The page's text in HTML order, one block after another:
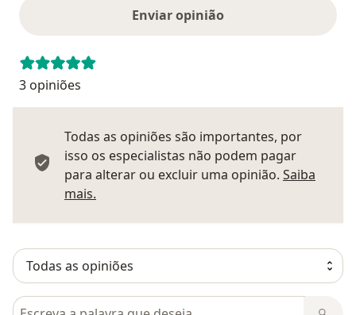
Enviar opinião
3 opiniões
Todas as opiniões são importantes, por
isso os especialistas não podem pagar
para alterar ou excluir uma opinião. Saiba
mais.
Pesquisar em opiniões